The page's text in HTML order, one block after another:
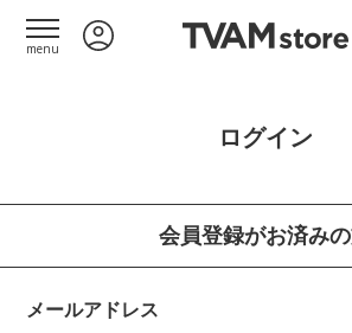
menu
ログイン
会員登録がお済み
メールアドレス